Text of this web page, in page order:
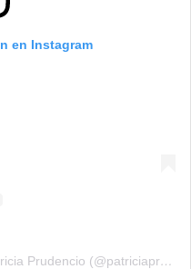
en Instagram
Una publicación compartida de Patricia Prudencio (@patriciaprudencio98)